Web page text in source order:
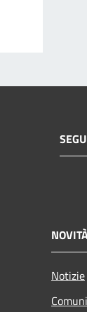
Notizie